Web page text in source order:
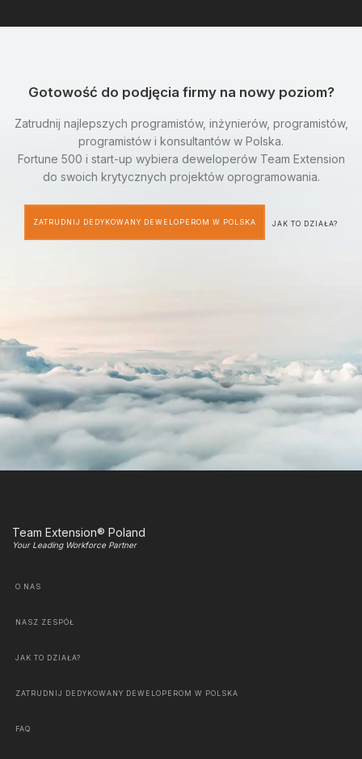
Gotowość do podjęcia firmy na nowy poziom?
Zatrudnij najlepszych programistów, inżynierów, programistów,
programistów i konsultantów w Polska.
Fortune 500 i start-up wybiera deweloperów Team Extension
do swoich krytycznych projektów oprogramowania.
ZATRUDNIJ DEDYKOWANY DEWELOPEROM W POLSKA JAK TO DZIAŁA?
Team Extension® Poland
Your Leading Workforce Partner
O NAS
NASZ ZESPÓŁ
JAK TO DZIAŁA?
ZATRUDNIJ DEDYKOWANY DEWELOPEROM W POLSKA
FAQ